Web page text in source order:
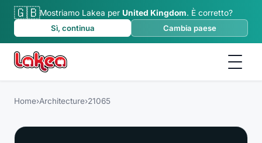
🇬🇧Mostriamo Lakea per United Kingdom. È corretto?
Sì, continua
Cambia paese
Home›Architecture›21065